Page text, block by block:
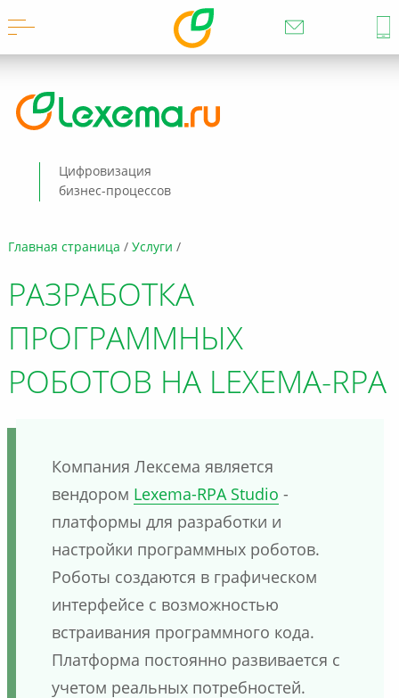
Главная страница Услуги
РАЗРАБОТКА
ПРОГРАММНЫХ
РОБОТОВ НА LEXEMA-RPA
Компания Лексема является
вендором Lexema-RPA Studio -
платформы для разработки и
настройки программных роботов.
Роботы создаются в графическом
интерфейсе с возможностью
встраивания программного кода.
Платформа постоянно развивается с
учетом реальных потребностей.
Цифровизация
бизнес-процессов